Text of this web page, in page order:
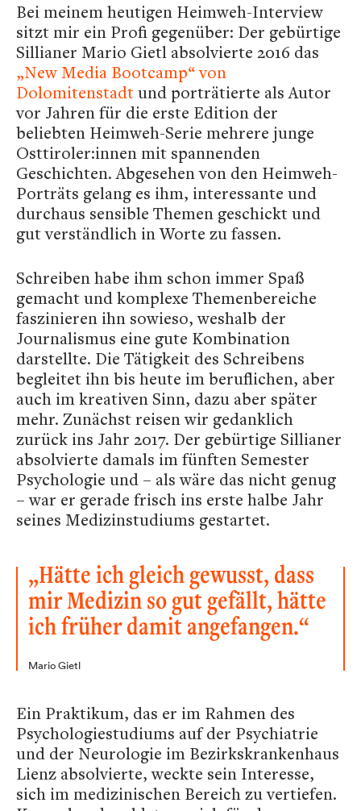
Bei meinem heutigen Heimweh-Interview
sitzt mir ein Profi gegenüber: Der gebürtige
Sillianer Mario Gietl absolvierte 2016 das
„New Media Bootcamp“ von
Dolomitenstadtund porträtierte als Autor
vor Jahren für die erste Edition der
beliebten Heimweh-Serie mehrere junge
Osttiroler:innen mit spannenden
Geschichten. Abgesehen von den Heimweh-
Porträts gelang es ihm, interessante und
durchaus sensible Themen geschickt und
gut verständlich in Worte zu fassen.
Schreiben habe ihm schon immer Spaß
gemacht und komplexe Themenbereiche
faszinieren ihn sowieso, weshalb der
Journalismus eine gute Kombination
darstellte. Die Tätigkeit des Schreibens
begleitet ihn bis heute im beruflichen, aber
auch im kreativen Sinn, dazu aber später
mehr. Zunächst reisen wir gedanklich
zurück ins Jahr 2017. Der gebürtige Sillianer
absolvierte damals im fünften Semester
Psychologie und – als wäre das nicht genug
– war er gerade frisch ins erste halbe Jahr
seines Medizinstudiums gestartet.
„Hätte ich gleich gewusst, dass
mir Medizin so gut gefällt, hätte
ich früher damit angefangen.“
Mario Gietl
Ein Praktikum, das er im Rahmen des
Psychologiestudiums auf der Psychiatrie
und der Neurologie im Bezirkskrankenhaus
Lienz absolvierte, weckte sein Interesse,
sich im medizinischen Bereich zu vertiefen.